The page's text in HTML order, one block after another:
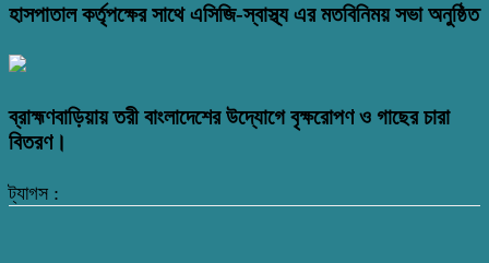
হাসপাতাল কর্তৃপক্ষের সাথে এসিজি-স্বাস্থ্য এর মতবিনিময় সভা অনুষ্ঠিত
ব্রাহ্মণবাড়িয়ায় তরী বাংলাদেশের উদ্যোগে বৃক্ষরোপণ ও গাছের চারা
বিতরণ।
ট্যাগস :